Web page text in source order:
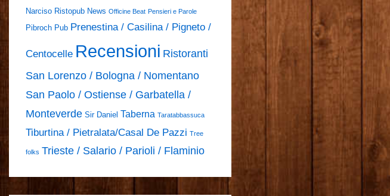
Narciso Ristopub News Officine Beat Pensieri e Parole
Pibroch Pub Prenestina / Casilina / Pigneto /
Centocelle Recensioni Ristoranti
San Lorenzo / Bologna / Nomentano
San Paolo / Ostiense / Garbatella /
Monteverde Sir Daniel Taberna Taratabbassuca
Tiburtina / Pietralata/Casal De Pazzi Tree
folks Trieste / Salario / Parioli / Flaminio